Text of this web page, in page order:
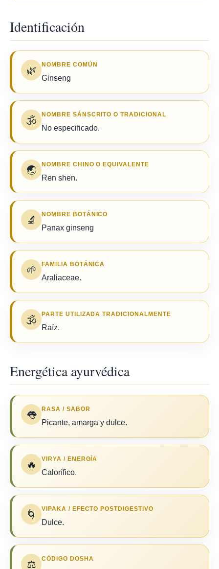
Identificación
🌿 NOMBRE COMÚN
Ginseng
🕉️ NOMBRE SÁNSCRITO O TRADICIONAL
No especificado.
🌏 NOMBRE CHINO O EQUIVALENTE
Ren shen.
🔬 NOMBRE BOTÁNICO
Panax ginseng
🌱 FAMILIA BOTÁNICA
Araliaceae.
🕉️ PARTE UTILIZADA TRADICIONALMENTE
Raíz.
Energética ayurvédica
👅 RASA / SABOR
Picante, amarga y dulce.
🔥 VIRYA / ENERGÍA
Calorífico.
🌀 VIPAKA / EFECTO POSTDIGESTIVO
Dulce.
⚖️ CÓDIGO DOSHA